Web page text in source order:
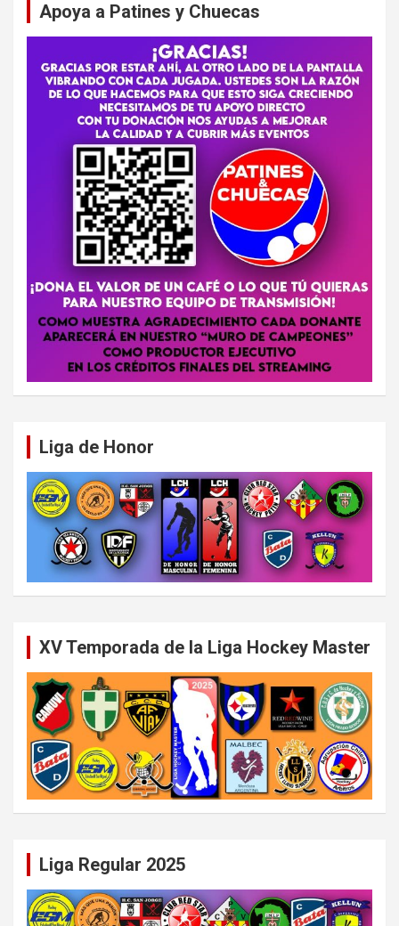
Apoya a Patines y Chuecas
Liga de Honor
XV Temporada de la Liga Hockey Master
Liga Regular 2025